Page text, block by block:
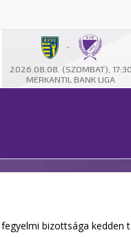
-
2026.08.08. (SZOMBAT), 17:30
MERKANTIL BANK LIGA
bizottsága kedden